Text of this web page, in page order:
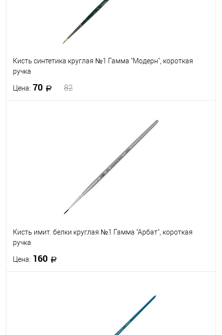
Кисть синтетика круглая №1 Гамма "Модерн", короткая
ручка
Цена: 70 82
В наличии
Кисть имит. белки круглая №1 Гамма "Арбат", короткая
ручка
Цена: 160
В наличии